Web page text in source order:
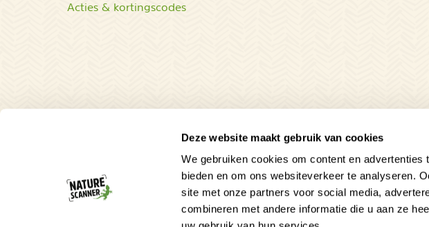
Deze website maakt gebruik van cookies
We gebruiken cookies om content en
bieden en om ons websiteverkeer te analyseren.
site met onze partners voor social media,
combineren met andere informatie die u aan ze
Acties & kortingscodes
Sluit
Tip voor de natuurliefhebber!
TIP - Natuurgidsen Brazilië